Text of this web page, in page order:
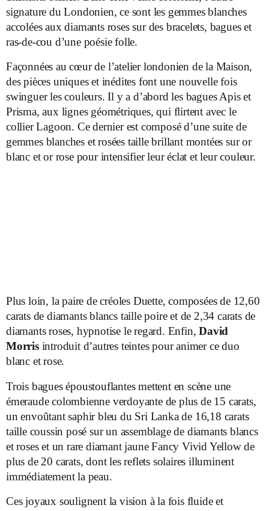
signature du Londonien, ce sont les gemmes blanches
accolées aux diamants roses sur des bracelets, bagues et
ras-de-cou d’une poésie folle.
Façonnées au cœur de l’atelier londonien de la Maison,
des pièces uniques et inédites font une nouvelle fois
swinguer les couleurs. Il y a d’abord les bagues Apis et
Prisma, aux lignes géométriques, qui flirtent avec le
collier Lagoon. Ce dernier est composé d’une suite de
gemmes blanches et rosées taille brillant montées sur or
blanc et or rose pour intensifier leur éclat et leur couleur.
Plus loin, la paire de créoles Duette, composées de 12,60
carats de diamants blancs taille poire et de 2,34 carats de
diamants roses, hypnotise le regard. Enfin,David
Morrisintroduit d’autres teintes pour animer ce duo
blanc et rose.
Trois bagues époustouflantes mettent en scène une
émeraude colombienne verdoyante de plus de 15 carats,
un envoûtant saphir bleu du Sri Lanka de 16,18 carats
taille coussin posé sur un assemblage de diamants blancs
et roses et un rare diamant jaune Fancy Vivid Yellow de
plus de 20 carats, dont les reflets solaires illuminent
immédiatement la peau.
Ces joyaux soulignent la vision à la fois fluide et